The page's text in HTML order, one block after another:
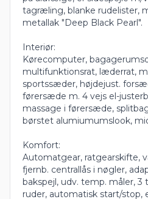
tagræling, blanke rudelister,
metallak "Deep Black Pearl".
Interiør:
Kørecomputer,
multifunktionsrat, læderrat,
sportssæder, højdejust.
førersæde m. 4 vejs el-
massage i førersæde,
børstet alumiumumslook,
Komfort:
Automatgear, ratgearskifte,
fjernb. centrallås i nøgler,
bakspejl, udv. temp. måler,
ruder, automatisk start/stop,